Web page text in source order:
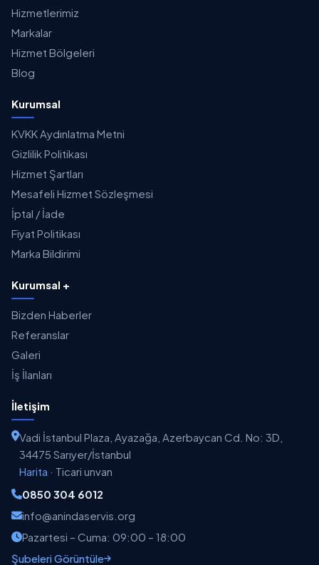
Hizmetlerimiz
Markalar
Hizmet Bölgeleri
Blog
Kurumsal
KVKK Aydınlatma Metni
Gizlilik Politikası
Hizmet Şartları
Mesafeli Hizmet Sözleşmesi
İptal / İade
Fiyat Politikası
Marka Bildirimi
Kurumsal +
Bizden Haberler
Referanslar
Galeri
İş İlanları
İletişim
Vadi İstanbul Plaza, Ayazağa, Azerbaycan Cd. No: 3D,
34475 Sarıyer/İstanbul
Harita · Ticari unvan
0850 304 6012
info@anindaservis.org
Pazartesi – Cuma: 09:00 – 18:00
Şubeleri Görüntüle